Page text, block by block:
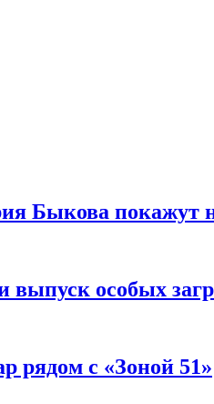
Быкова покажут
особых
рядом с «Зоной 51»